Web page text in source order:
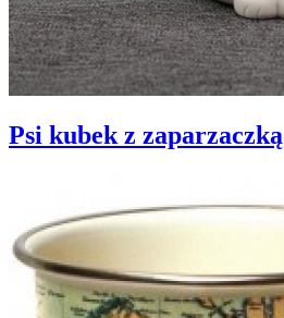
Psi kubek z zaparzaczką